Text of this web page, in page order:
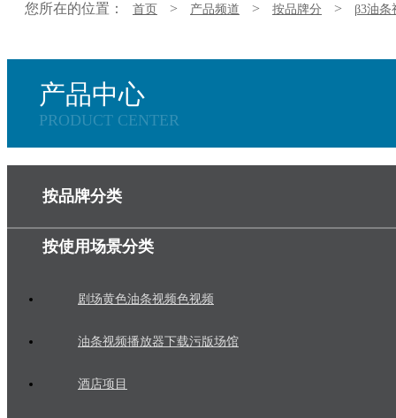
您所在的位置： 首页 > 产品频道 > 按品牌分 > β3油条
产品中心
PRODUCT CENTER
按品牌分类
按使用场景分类
剧场黄色油条视频色视频
油条视频播放器下载污版场馆
酒店项目